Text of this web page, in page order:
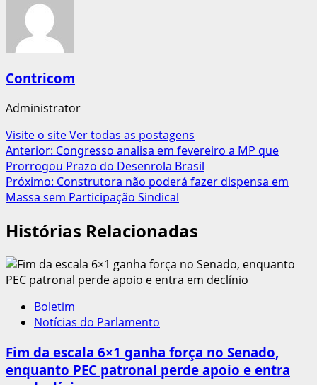
Contricom
Administrator
Visite o siteVer todas as postagens
Navegação
de
artigos
Anterior: Congresso analisa em fevereiro a MP que
Prorrogou Prazo do Desenrola Brasil
Próximo: Construtora não poderá fazer dispensa em
Massa sem Participação Sindical
Histórias Relacionadas
Boletim
Notícias do Parlamento
Fim da escala 6×1 ganha força no Senado,
enquanto PEC patronal perde apoio e entra